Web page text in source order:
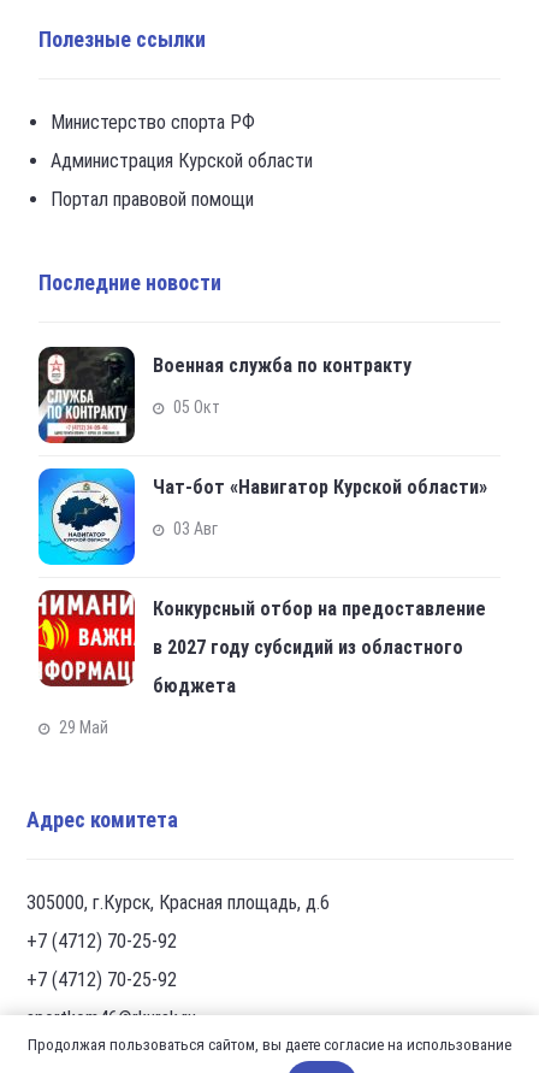
Полезные ссылки
Министерство спорта РФ
Администрация Курской области
Портал правовой помощи
Последние новости
Военная служба по контракту
05 Окт
Чат-бот «Навигатор Курской области»
03 Авг
Конкурсный отбор на предоставление
в 2027 году субсидий из областного
бюджета
29 Май
Адрес комитета
305000, г.Курск, Красная площадь, д.6
+7 (4712) 70-25-92
+7 (4712) 70-25-92
sportkom46@rkursk.ru
Продолжая пользоваться сайтом, вы даете согласие на использование